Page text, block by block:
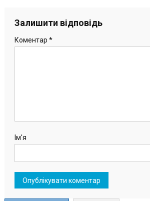
Залишити відповідь
Коментар *
Ім'я